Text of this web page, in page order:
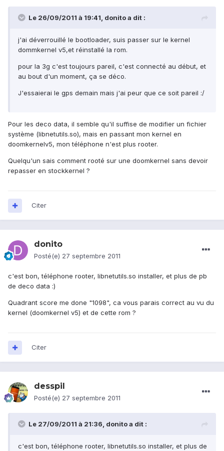
Le 26/09/2011 à 19:41, donito a dit :
j'ai déverrouillé le bootloader, suis passer sur le kernel
dommkernel v5,et réinstallé la rom.
pour la 3g c'est toujours pareil, c'est connecté au début, et
au bout d'un moment, ça se déco.
J'essaierai le gps demain mais j'ai peur que ce soit pareil :/
Pour les deco data, il semble qu'il suffise de modifier un fichier
système (libnetutils.so), mais en passant mon kernel en
doomkernelv5, mon téléphone n'est plus rooter.
Quelqu'un sais comment rooté sur une doomkernel sans devoir
repasser en stockkernel ?
Citer
donito
Posté(e) 27 septembre 2011
c'est bon, téléphone rooter, libnetutils.so installer, et plus de pb
de deco data :)
Quadrant score me done "1098", ca vous parais correct au vu du
kernel (doomkernel v5) et de cette rom ?
Citer
desspil
Posté(e) 27 septembre 2011
Le 27/09/2011 à 21:36, donito a dit :
c'est bon, téléphone rooter, libnetutils.so installer, et plus de